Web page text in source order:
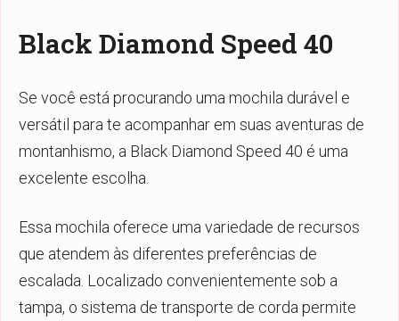
Black Diamond Speed 40
Se você está procurando uma mochila durável e
versátil para te acompanhar em suas aventuras de
montanhismo, a Black Diamond Speed 40 é uma
excelente escolha.
Essa mochila oferece uma variedade de recursos
que atendem às diferentes preferências de
escalada. Localizado convenientemente sob a
tampa, o sistema de transporte de corda permite